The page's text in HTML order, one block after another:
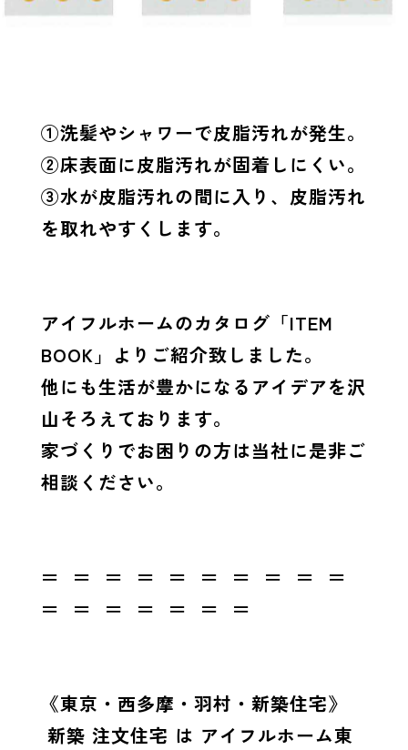
①洗髪やシャワーで皮脂汚れが発生。
②床表面に皮脂汚れが固着しにくい。
③水が皮脂汚れの間に入り、皮脂汚れ
を取れやすくします。
アイフルホームのカタログ「ITEM
BOOK」よりご紹介致しました。
他にも生活が豊かになるアイデアを沢
山そろえております。
家づくりでお困りの方は当社に是非ご
相談ください。
＝ ＝ ＝ ＝ ＝ ＝ ＝ ＝ ＝ ＝
＝ ＝ ＝ ＝ ＝ ＝ ＝
《東京・西多摩・羽村・新築住宅》
新築 注文住宅 は アイフルホーム東